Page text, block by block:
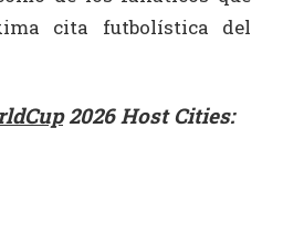
cita futbolística del
2026 Host Cities: